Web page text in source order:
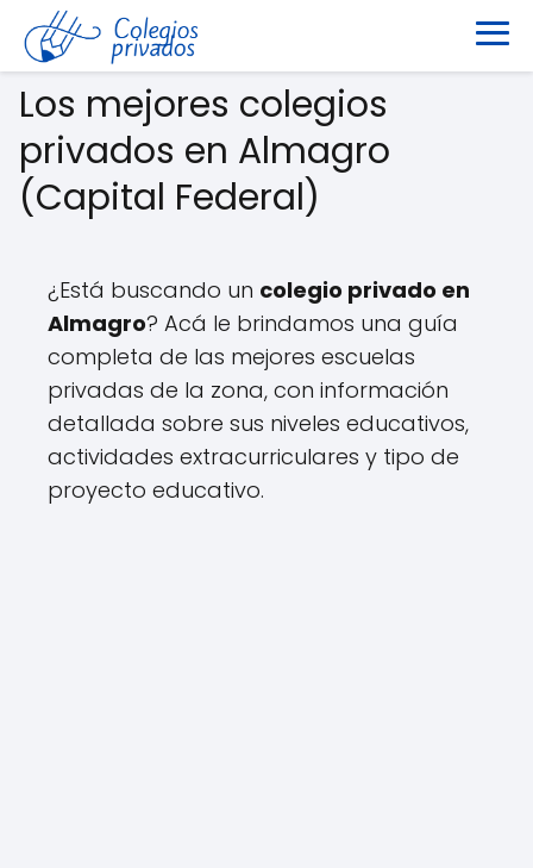
Los mejores colegios
privados en Almagro
(Capital Federal)
¿Está buscando un colegio privado en
Almagro? Acá le brindamos una guía
completa de las mejores escuelas
privadas de la zona, con información
detallada sobre sus niveles educativos,
actividades extracurriculares y tipo de
proyecto educativo.